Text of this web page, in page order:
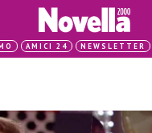
AMICI 24 NEWSLETTER